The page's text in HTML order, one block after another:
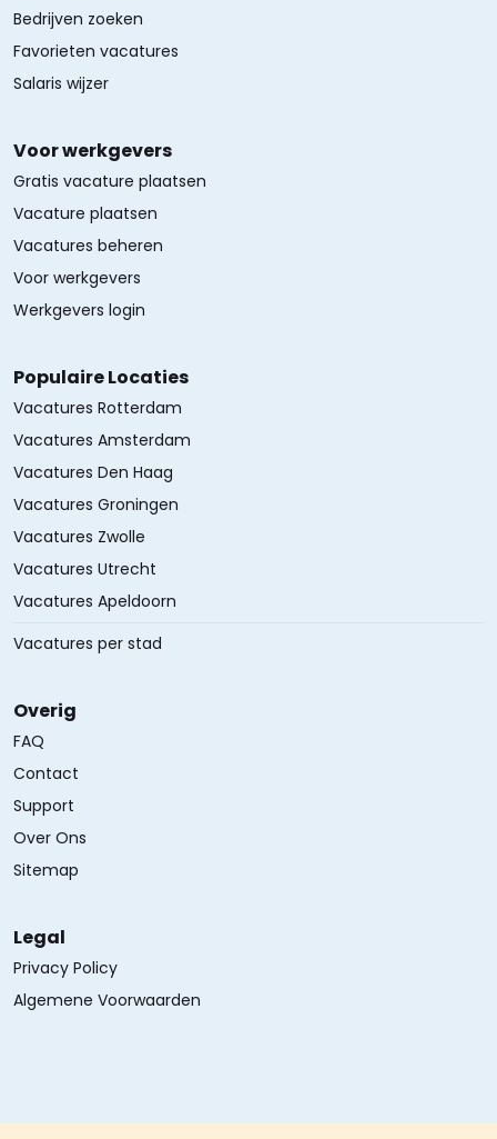
Bedrijven zoeken
Favorieten vacatures
Salaris wijzer
Voor werkgevers
Gratis vacature plaatsen
Vacature plaatsen
Vacatures beheren
Voor werkgevers
Werkgevers login
Populaire Locaties
Vacatures Rotterdam
Vacatures Amsterdam
Vacatures Den Haag
Vacatures Groningen
Vacatures Zwolle
Vacatures Utrecht
Vacatures Apeldoorn
Vacatures per stad
Overig
FAQ
Contact
Support
Over Ons
Sitemap
Legal
Privacy Policy
Algemene Voorwaarden